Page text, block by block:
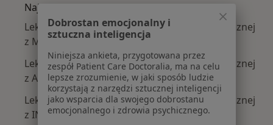
Najpopularniejsze ubezpieczenia
Lekarze wykonujący zabiegi medycyny estetycznej
z Medicover w Warszawie
Lekarze wykonujący zabiegi medycyny estetycznej
z Allianz w Warszawie
Lekarze wykonujący zabiegi medycyny estetycznej
z INTER Polska w Warszawie
Dobrostan emocjonalny i
sztuczna inteligencja
Niniejsza ankieta, przygotowana przez
zespół Patient Care Doctoralia, ma na celu
lepsze zrozumienie, w jaki sposób ludzie
korzystają z narzędzi sztucznej inteligencji
jako wsparcia dla swojego dobrostanu
emocjonalnego i zdrowia psychicznego.